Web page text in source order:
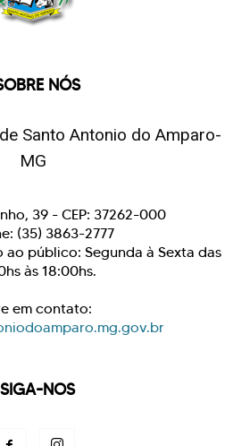
NÓS
Santo Antonio do Amparo-
MG
39 - CEP: 37262-000
(35) 3863-2777
público: Segunda à Sexta das
às 18:00hs.
em contato:
SIGA-NOS